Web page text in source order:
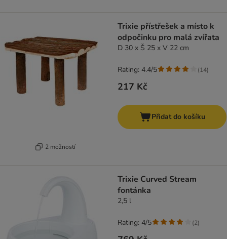
2 možností
Trixie přístřešek a místo k
odpočinku pro malá zvířata
D 30 x Š 25 x V 22 cm
217 Kč
Rating: 4.4/5 (14)
Přidat do košíku
Trixie Curved Stream
fontánka
2,5 l
Rating: 4/5 (2)